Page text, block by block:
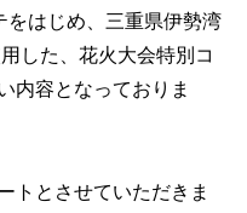
をはじめ、三重県伊勢湾
した、花⽕⼤会特別コ
内容となっておりま
トとさせていただきま